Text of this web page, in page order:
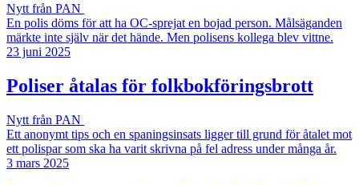
Nytt från PAN
En polis döms för att ha OC-sprejat en bojad person. Målsäganden
märkte inte själv när det hände. Men polisens kollega blev vittne.
23 juni 2025
Poliser åtalas för folkbokföringsbrott
Nytt från PAN
Ett anonymt tips och en spaningsinsats ligger till grund för åtalet mot
ett polispar som ska ha varit skrivna på fel adress under många år.
3 mars 2025